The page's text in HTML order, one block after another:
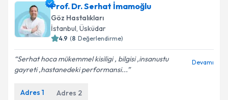
Op. Dr. Arda Emre Öztürkiçin randevu takvimi
talebi oluşturun. Size bu uzmandan randevu almanız
için bir takvim hazırlandığında e-posta ile
bilgilendireceğiz.
E-posta Adresiniz
Prof. Dr. Serhat İmamoğlu
Göz Hastalıkları
İstanbul, Üsküdar
4.9 (8 Değerlendirme)
Serhat hoca mükemmel kisiligi , bilgisi ,insanustu
gayreti ,hastanedeki performansi...
Devamı
Adres 1 Adres 2